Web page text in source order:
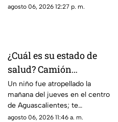
Aguascalientes; te contamos
agosto 06, 2026 12:27 p. m.
¿Cuál es su estado de
salud? Camión
atropella a niño de 11
años en Aguascalientes
hoy 6 de agosto
Un niño fue atropellado la
mañana del jueves en el centro
de Aguascalientes; te
contamos lo que se sabe del
agosto 06, 2026 11:46 a. m.